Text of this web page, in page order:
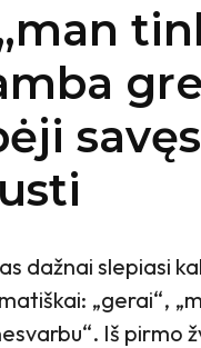
savęs
dažnai slepiasi
„gerai“,
Iš pirmo